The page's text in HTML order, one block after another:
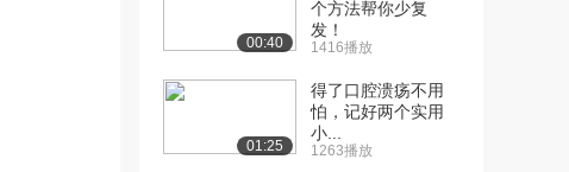
00:40
个方法帮你少复
发！
1416播放
01:25
得了口腔溃疡不用
怕，记好两个实用
小...
1263播放